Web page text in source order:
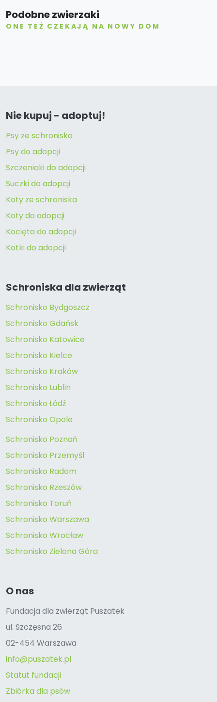
Podobne zwierzaki
ONE TEŻ CZEKAJĄ NA NOWY DOM
Nie kupuj - adoptuj!
Psy ze schroniska
Psy do adopcji
Szczeniaki do adopcji
Suczki do adopcji
Koty ze schroniska
Koty do adopcji
Kocięta do adopcji
Kotki do adopcji
Schroniska dla zwierząt
Schronisko Bydgoszcz
Schronisko Gdańsk
Schronisko Katowice
Schronisko Kielce
Schronisko Kraków
Schronisko Lublin
Schronisko Łódź
Schronisko Opole
Schronisko Poznań
Schronisko Przemyśl
Schronisko Radom
Schronisko Rzeszów
Schronisko Toruń
Schronisko Warszawa
Schronisko Wrocław
Schronisko Zielona Góra
O nas
Fundacja dla zwierząt Puszatek
ul. Szczęsna 26
02-454 Warszawa
info@puszatek.pl
Statut fundacji
Zbiórka dla psów